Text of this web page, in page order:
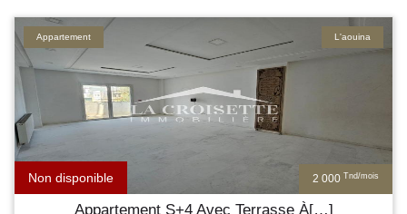
2 000 Tnd/mois
Non disponible
L'aouina
Appartement
Appartement S+4 Avec Terrasse À[…]